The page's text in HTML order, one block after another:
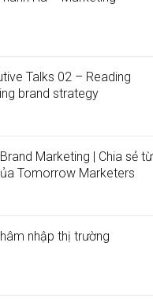
Talks 02 – Reading
brand strategy
Marketing | Chia sẻ từ
Tomorrow Marketers
nhập thị trường